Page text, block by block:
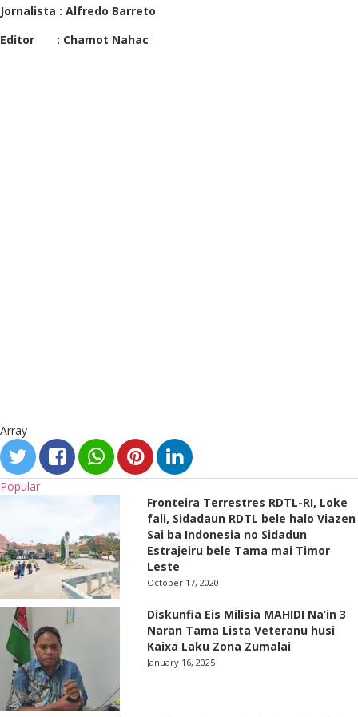
Jornalista : Alfredo Barreto
Editor : Chamot Nahac
Array
Popular
Fronteira Terrestres RDTL-RI, Loke
fali, Sidadaun RDTL bele halo Viazen
Sai ba Indonesia no Sidadun
Estrajeiru bele Tama mai Timor
Leste
October 17, 2020
Diskunfia Eis Milisia MAHIDI Na’in 3
Naran Tama Lista Veteranu husi
Kaixa Laku Zona Zumalai
January 16, 2025